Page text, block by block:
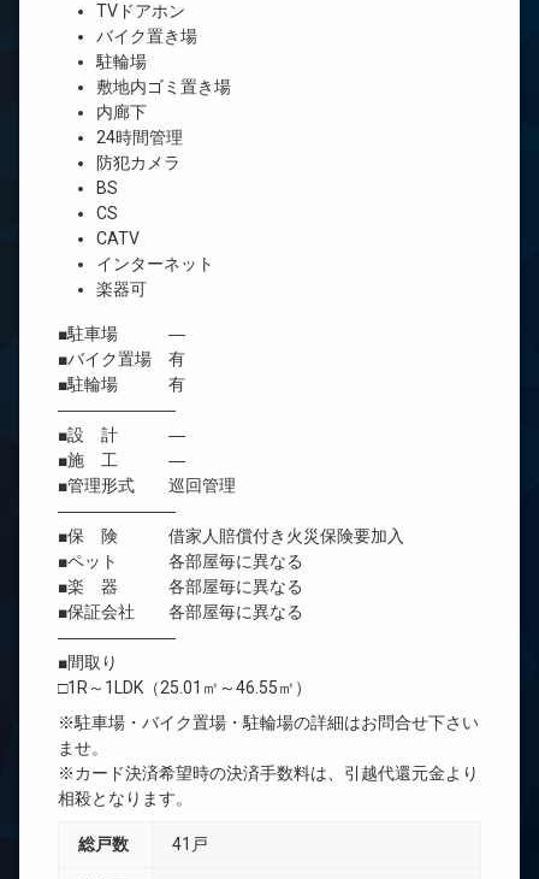
TVドアホン
バイク置き場
駐輪場
敷地内ゴミ置き場
内廊下
24時間管理
防犯カメラ
BS
CS
CATV
インターネット
楽器可
■駐車場 ―
■バイク置場 有
■駐輪場 有
―――――――
■設 計 ―
■施 工 ―
■管理形式 巡回管理
―――――――
■保 険 借家人賠償付き火災保険要加入
■ペット 各部屋毎に異なる
■楽 器 各部屋毎に異なる
■保証会社 各部屋毎に異なる
―――――――
■間取り
□1R～1LDK（25.01㎡～46.55㎡）
※駐車場・バイク置場・駐輪場の詳細はお問合せ下さい
ませ。
※カード決済希望時の決済手数料は、引越代還元金より
相殺となります。
総戸数 41戸